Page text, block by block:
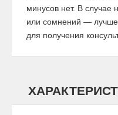
минусов нет. В случае
или сомнений — лучше
для получения